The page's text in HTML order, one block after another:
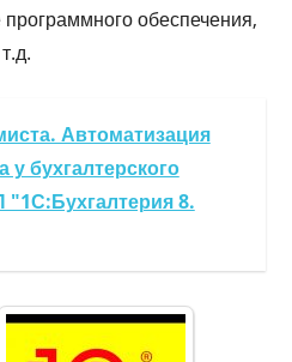
обеспечения,
Автоматизация
у бухгалтерского
"1С:Бухгалтерия 8.